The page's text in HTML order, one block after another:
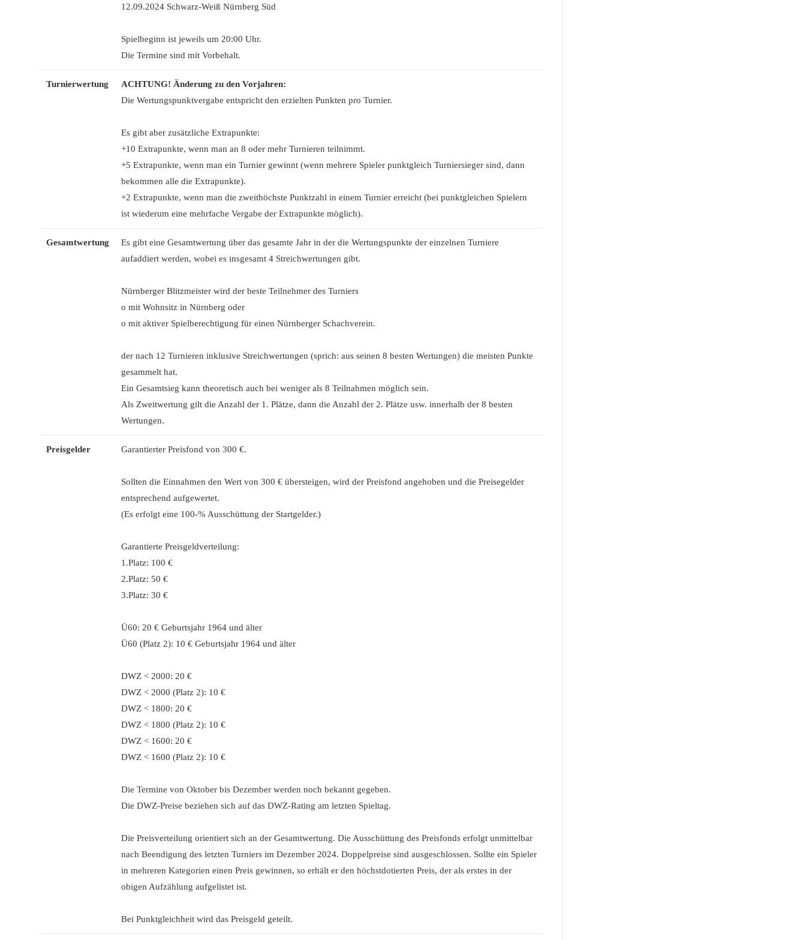
12.09.2024 Schwarz-Weiß Nürnberg Süd
Spielbeginn ist jeweils um 20:00 Uhr.
Die Termine sind mit Vorbehalt.
Turnierwertung
ACHTUNG! Änderung zu den Vorjahren:
Die Wertungspunktvergabe entspricht den erzielten Punkten pro Turnier.
Es gibt aber zusätzliche Extrapunkte:
+10 Extrapunkte, wenn man an 8 oder mehr Turnieren teilnimmt.
+5 Extrapunkte, wenn man ein Turnier gewinnt (wenn mehrere Spieler punktgleich Turniersieger sind, dann
bekommen alle die Extrapunkte).
+2 Extrapunkte, wenn man die zweithöchste Punktzahl in einem Turnier erreicht (bei punktgleichen Spielern
ist wiederum eine mehrfache Vergabe der Extrapunkte möglich).
Gesamtwertung
Es gibt eine Gesamtwertung über das gesamte Jahr in der die Wertungspunkte der einzelnen Turniere
aufaddiert werden, wobei es insgesamt 4 Streichwertungen gibt.
Nürnberger Blitzmeister wird der beste Teilnehmer des Turniers
o mit Wohnsitz in Nürnberg oder
o mit aktiver Spielberechtigung für einen Nürnberger Schachverein.
der nach 12 Turnieren inklusive Streichwertungen (sprich: aus seinen 8 besten Wertungen) die meisten Punkte
gesammelt hat.
Ein Gesamtsieg kann theoretisch auch bei weniger als 8 Teilnahmen möglich sein.
Als Zweitwertung gilt die Anzahl der 1. Plätze, dann die Anzahl der 2. Plätze usw. innerhalb der 8 besten
Wertungen.
Preisgelder Garantierter Preisfond von 300 €.
Sollten die Einnahmen den Wert von 300 € übersteigen, wird der Preisfond angehoben und die Preisegelder
entsprechend aufgewertet.
(Es erfolgt eine 100-% Ausschüttung der Startgelder.)
Garantierte Preisgeldverteilung:
1.Platz: 100 €
2.Platz: 50 €
3.Platz: 30 €
Ü60: 20 € Geburtsjahr 1964 und älter
Ü60 (Platz 2): 10 € Geburtsjahr 1964 und älter
DWZ < 2000: 20 €
DWZ < 2000 (Platz 2): 10 €
DWZ < 1800: 20 €
DWZ < 1800 (Platz 2): 10 €
DWZ < 1600: 20 €
DWZ < 1600 (Platz 2): 10 €
Die Termine von Oktober bis Dezember werden noch bekannt gegeben.
Die DWZ-Preise beziehen sich auf das DWZ-Rating am letzten Spieltag.
Die Preisverteilung orientiert sich an der Gesamtwertung. Die Ausschüttung des Preisfonds erfolgt unmittelbar
nach Beendigung des letzten Turniers im Dezember 2024. Doppelpreise sind ausgeschlossen. Sollte ein Spieler
in mehreren Kategorien einen Preis gewinnen, so erhält er den höchstdotierten Preis, der als erstes in der
obigen Aufzählung aufgelistet ist.
Bei Punktgleichheit wird das Preisgeld geteilt.